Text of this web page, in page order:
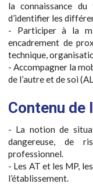
la connaissance
d’identifier les
- Participer à la
encadrement de
technique,
- Accompagner la
de l’autre et de soi
Contenu
- La notion de
dangereuse, de
professionnel.
- Les AT et les MP,
l’établissement.